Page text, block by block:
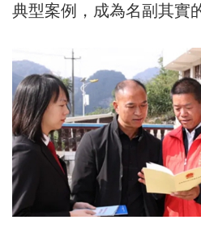
典型案例，成為名副其實